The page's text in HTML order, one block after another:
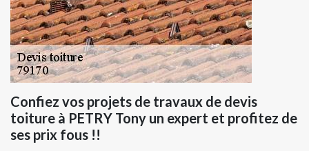
Confiez vos projets de travaux de devis
toiture à PETRY Tony un expert et profitez de
ses prix fous !!